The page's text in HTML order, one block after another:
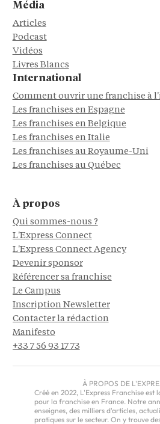
Média
Articles
Podcast
Vidéos
Livres Blancs
International
Comment ouvrir une franchise à
Les franchises en Espagne
Les franchises en Belgique
Les franchises en Italie
Les franchises au Royaume-Uni
Les franchises au Québec
À propos
Qui sommes-nous ?
L'Express Connect
L'Express Connect Agency
Devenir sponsor
Référencer sa franchise
Le Campus
Inscription Newsletter
Contacter la rédaction
Manifesto
+33 7 56 93 17 73
À PROPOS DE
Créé en 2022, L'Express Franchise
pour la franchise en France. Notre
enseignes, des milliers d'articles,
pratiques sur le secteur. On y trouve